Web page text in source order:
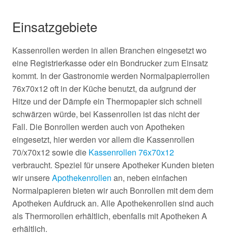
Einsatzgebiete
Kassenrollen werden in allen Branchen eingesetzt wo
eine Registrierkasse oder ein Bondrucker zum Einsatz
kommt. In der Gastronomie werden Normalpapierrollen
76x70x12 oft in der Küche benutzt, da aufgrund der
Hitze und der Dämpfe ein Thermopapier sich schnell
schwärzen würde, bei Kassenrollen ist das nicht der
Fall. Die Bonrollen werden auch von Apotheken
eingesetzt, hier werden vor allem die Kassenrollen
70/x70x12 sowie die Kassenrollen 76x70x12
verbraucht. Speziel für unsere Apotheker Kunden bieten
wir unsereApothekenrollen an, neben einfachen
Normalpapieren bieten wir auch Bonrollen mit dem dem
Apotheken Aufdruck an. Alle Apothekenrollen sind auch
als Thermorollen erhältlich, ebenfalls mit Apotheken A
erhältlich.